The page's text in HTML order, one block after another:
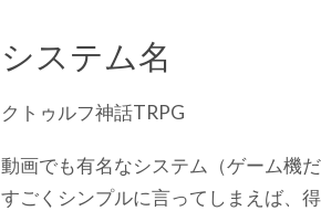
システム名
クトゥルフ神話TRPG
動画でも有名なシステム（ゲーム機
すごくシンプルに言ってしまえば、